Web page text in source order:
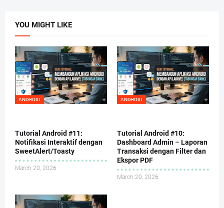
YOU MIGHT LIKE
ANDROID
Tutorial Android #11:
Notifikasi Interaktif dengan
SweetAlert/Toasty
March 20, 2026
ANDROID
Tutorial Android #10:
Dashboard Admin – Laporan
Transaksi dengan Filter dan
Ekspor PDF
March 20, 2026